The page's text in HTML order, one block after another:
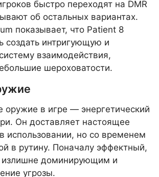
быстро переходят на DMR
об остальных вариантах.
показывает, что Patient 8
создать интригующую и
взаимодействия,
шероховатости.
оружие в игре — энергетический
Он доставляет настоящее
использовании, но со временем
в рутину. Поначалу эффектный,
излишне доминирующим и
угрозы.